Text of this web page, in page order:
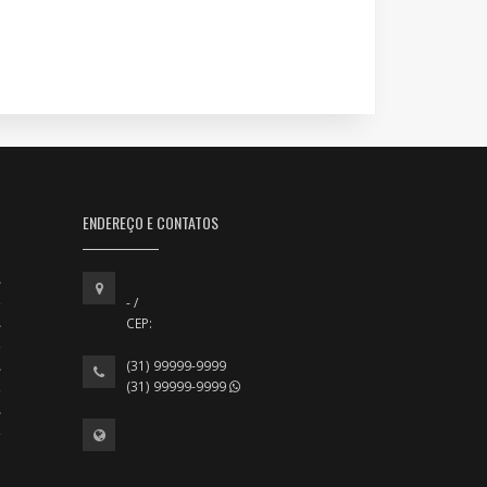
ENDEREÇO E CONTATOS
- /
CEP:
(31) 99999-9999
(31) 99999-9999